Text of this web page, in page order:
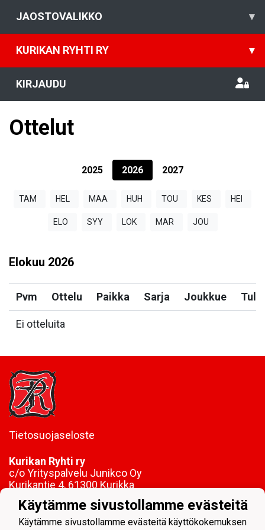
JAOSTOVALIKKO ▾
KURIKAN RYHTI RY ▾
KIRJAUDU
Ottelut
2025 2026 2027
TAM HEL MAA HUH TOU KES HEI
ELO SYY LOK MAR JOU
Elokuu 2026
Pvm Ottelu Paikka Sarja Joukkue
Ei otteluita
Tietosuojaseloste
Kurikan Ryhti ry
c/o Yrityspalvelu Junikco Oy
Kurikantie 4, 61300 Kurikka
0209072-4
kurikan.ryhti@netikka.fi
Käytämme sivustollamme evästeitä
Käytämme sivustollamme evästeitä käyttökokemuksen